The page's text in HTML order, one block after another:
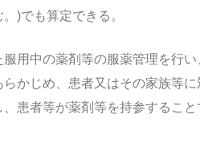
)でも算定できる。
用中の薬剤等の服薬管理を行
かじめ、患者又はその家族等
患者等が薬剤等を持参するこ